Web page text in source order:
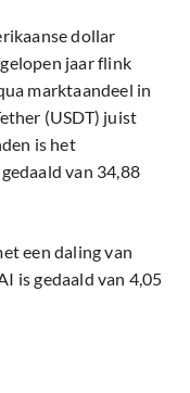
dollar
jaar flink
marktaandeel in
(USDT) juist
is het
van 34,88
een daling van
is gedaald van 4,05